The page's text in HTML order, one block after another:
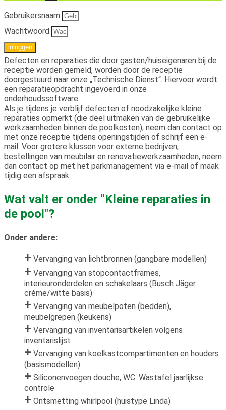
Gebruikersnaam
Wachtwoord
inloggen
Defecten en reparaties die door gasten/huiseigenaren bij de
receptie worden gemeld, worden door de receptie
doorgestuurd naar onze „Technische Dienst“. Hiervoor wordt
een reparatieopdracht ingevoerd in onze
onderhoudssoftware.
Als je tijdens je verblijf defecten of noodzakelijke kleine
reparaties opmerkt (die deel uitmaken van de gebruikelijke
werkzaamheden binnen de poolkosten), neem dan contact op
met onze receptie tijdens openingstijden of schrijf een e-
mail. Voor grotere klussen voor externe bedrijven,
bestellingen van meubilair en renovatiewerkzaamheden, neem
dan contact op met het parkmanagement via e-mail of maak
tijdig een afspraak.
Wat valt er onder "Kleine reparaties in
de pool"?
Onder andere:
Vervanging van lichtbronnen (gangbare modellen)
Vervanging van stopcontactframes,
interieuronderdelen en schakelaars (Busch Jäger
crème/witte basis)
Vervanging van meubelpoten (bedden),
meubelgrepen (keukens)
Vervanging van inventarisartikelen volgens
inventarislijst
Vervanging van koelkastcompartimenten en houders
(basismodellen)
Siliconenvoegen douche, WC. Wastafel jaarlijkse
controle
Ontsmetting whirlpool (huistype Linda)